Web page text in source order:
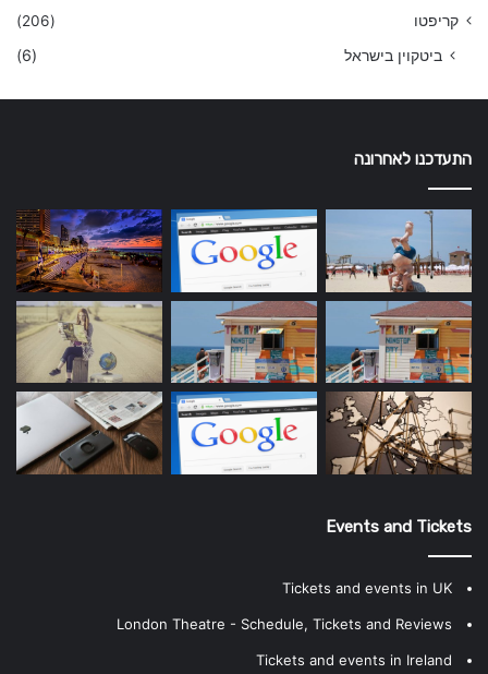
קריפטו (206)
ביטקוין בישראל (6)
התעדכנו לאחרונה
Events and Tickets
Tickets and events in UK
London Theatre - Schedule, Tickets and Reviews
Tickets and events in Ireland